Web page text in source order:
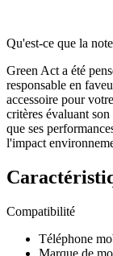
Qu'est-ce que la
Green Act a été
responsable en
accessoire pour
critères évaluant
que ses
l'impact
Compatibilité
Téléphone
Marque de